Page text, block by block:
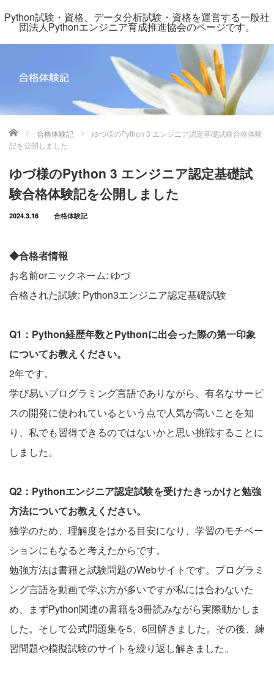
Python試験・資格、データ分析試験・資格を運営する一般社
団法人Pythonエンジニア育成推進協会のページです。
ホーム 合格体験記
ゆづ様のPython 3 エンジニア認定基礎試験合格体験
記を公開しました
ゆづ様のPython 3 エンジニア認定基礎試
験合格体験記を公開しました
2024.3.16 合格体験記
◆合格者情報
お名前orニックネーム: ゆづ
合格された試験: Python3エンジニア認定基礎試験
Q1：Python経歴年数とPythonに出会った際の第一印象
についてお教えください。
2年です。
学び易いプログラミング言語でありながら、有名なサービ
スの開発に使われているという点で人気が高いことを知
り、私でも習得できるのではないかと思い挑戦することに
しました。
Q2：Pythonエンジニア認定試験を受けたきっかけと勉強
方法についてお教えください。
独学のため、理解度をはかる目安になり、学習のモチベー
ションにもなると考えたからです。
勉強方法は書籍と試験問題のWebサイトです。プログラミ
ング言語を動画で学ぶ方が多いですが私には合わないた
め、まずPython関連の書籍を3冊読みながら実際動かしま
した。そして公式問題集を5、6回解きました。その後、練
習問題や模擬試験のサイトを繰り返し解きました。